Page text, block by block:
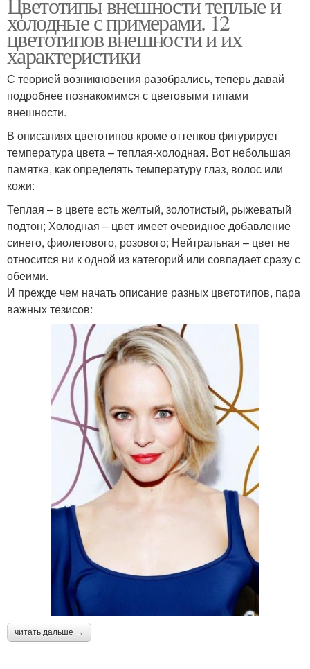
холодные с примерами. 12
цветотипов внешности и их
характеристики
С теорией возникновения разобрались, теперь давай
подробнее познакомимся с цветовыми типами
внешности.
В описаниях цветотипов кроме оттенков фигурирует
температура цвета – теплая-холодная. Вот небольшая
памятка, как определять температуру глаз, волос или
кожи:
Теплая – в цвете есть желтый, золотистый, рыжеватый
подтон; Холодная – цвет имеет очевидное добавление
синего, фиолетового, розового; Нейтральная – цвет не
относится ни к одной из категорий или совпадает сразу с
обеими.
И прежде чем начать описание разных цветотипов, пара
важных тезисов:
читать дальше →